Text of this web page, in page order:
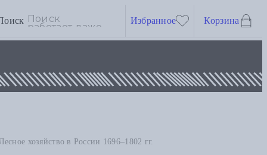
Избранное Корзина
хозяйство в России 1696–1802 гг.